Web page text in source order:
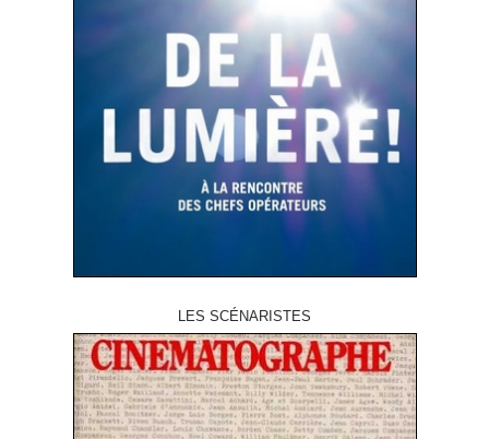
LES SCÉNARISTES